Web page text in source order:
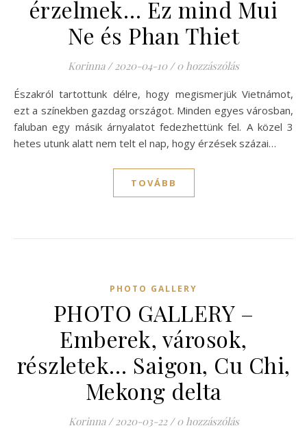
érzelmek… Ez mind Mui
Ne és Phan Thiet
Korinna / 2020-04-10 / 0 hozzászólás
Északról tartottunk délre, hogy megismerjük Vietnámot,
ezt a színekben gazdag országot. Minden egyes városban,
faluban egy másik árnyalatot fedezhettünk fel. A közel 3
hetes utunk alatt nem telt el nap, hogy érzések százai…
TOVÁBB
PHOTO GALLERY
PHOTO GALLERY –
Emberek, városok,
részletek… Saigon, Cu Chi,
Mekong delta
Korinna / 2020-03-22 / 0 hozzászólás